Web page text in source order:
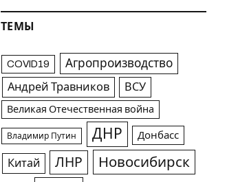
ТЕМЫ
COVID19 Агропроизводство
Андрей Травников ВСУ
Великая Отечественная война
Владимир Путин ДНР Донбасс
Китай ЛНР Новосибирск